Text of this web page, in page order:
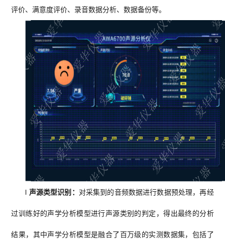
评价、满意度评价、录音数据分析、数据备份等。
l 声源类型识别： 对采集到的音频数据进行数据预处理，再经
过训练好的声学分析模型进行声源类别的判定，得出最终的分析
结果，其中声学分析模型是融合了百万级的实测数据集，包括了